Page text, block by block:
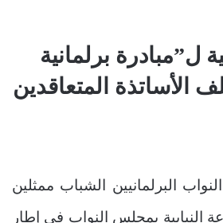
ل”مبادرة برلمانية
الأساتذة المتعاقدين
البرلمانيين الشباب ممثلين
النيابية بمجلس النواب في إطار